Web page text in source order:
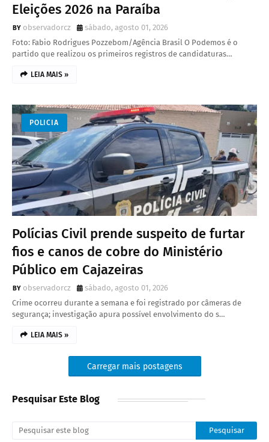
Eleições 2026 na Paraíba
observadorcz
sábado, agosto 01, 2026
Foto: Fabio Rodrigues Pozzebom/Agência Brasil O Podemos é o
partido que realizou os primeiros registros de candidaturas…
LEIA MAIS »
POLICIA
Polícias Civil prende suspeito de furtar
fios e canos de cobre do Ministério
Público em Cajazeiras
observadorcz
sábado, agosto 01, 2026
Crime ocorreu durante a semana e foi registrado por câmeras de
segurança; investigação apura possível envolvimento do s…
LEIA MAIS »
Carregar mais postagens
Pesquisar Este Blog